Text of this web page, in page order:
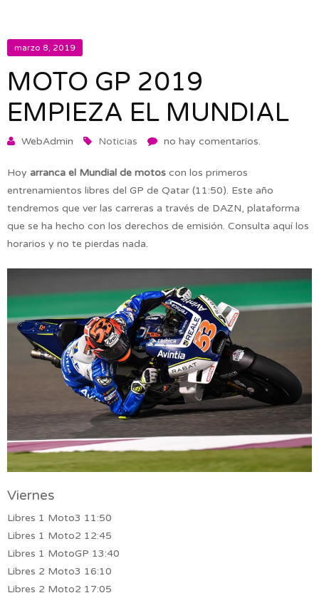
marzo 8, 2019
MOTO GP 2019
EMPIEZA EL MUNDIAL
WebAdmin Noticias no hay comentarios.
Hoy arranca el Mundial de motos con los primeros
entrenamientos libres del GP de Qatar (11:50). Este año
tendremos que ver las carreras a través de DAZN, plataforma
que se ha hecho con los derechos de emisión. Consulta aquí los
horarios y no te pierdas nada.
Viernes
Libres 1 Moto3 11:50
Libres 1 Moto2 12:45
Libres 1 MotoGP 13:40
Libres 2 Moto3 16:10
Libres 2 Moto2 17:05